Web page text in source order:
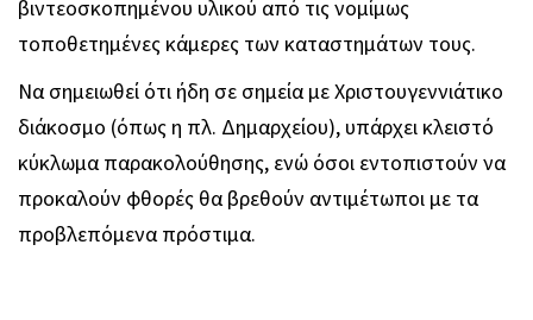
βιντεοσκοπημένου υλικού από τις νομίμως
τοποθετημένες κάμερες των καταστημάτων τους.
Να σημειωθεί ότι ήδη σε σημεία με Χριστουγεννιάτικο
διάκοσμο (όπως η πλ. Δημαρχείου), υπάρχει κλειστό
κύκλωμα παρακολούθησης, ενώ όσοι εντοπιστούν να
προκαλούν φθορές θα βρεθούν αντιμέτωποι με τα
προβλεπόμενα πρόστιμα.